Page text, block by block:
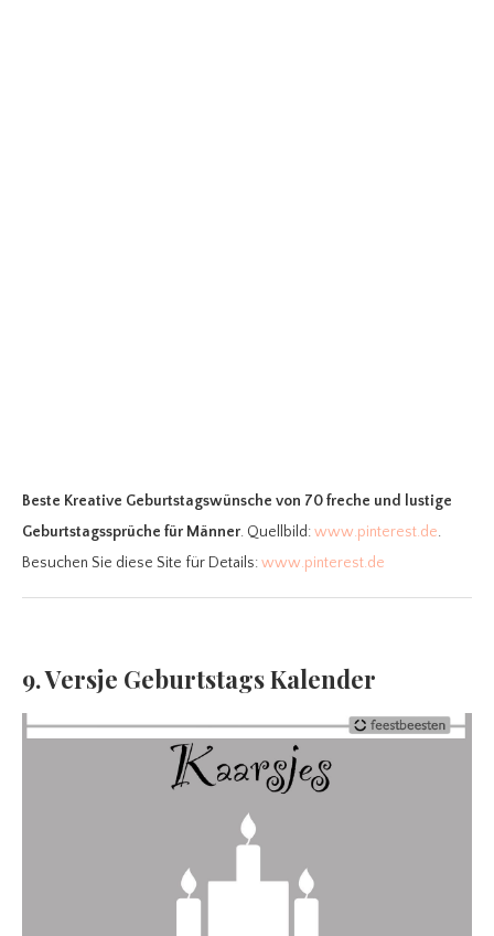
Beste Kreative Geburtstagswünsche von 70 freche und lustige
Geburtstagssprüche für Männer. Quellbild:www.pinterest.de.
Besuchen Sie diese Site für Details:www.pinterest.de
9. Versje Geburtstags Kalender